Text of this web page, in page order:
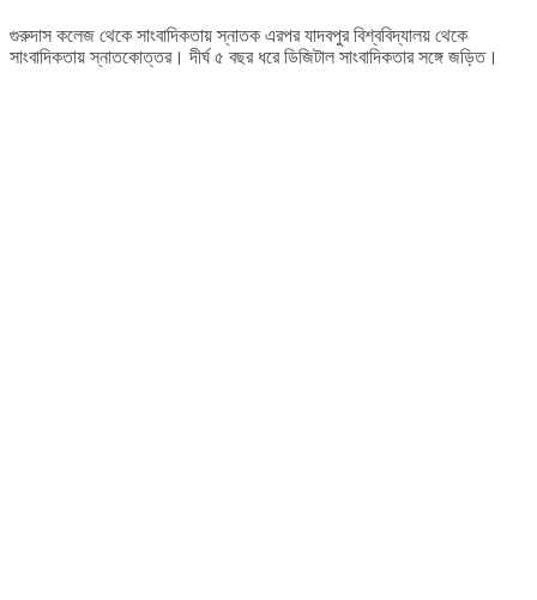
গুরুদাস কলেজ থেকে সাংবাদিকতায় স্নাতক এরপর যাদবপুর বিশ্ববিদ্যালয় থেকে
সাংবাদিকতায় স্নাতকোত্তর। দীর্ঘ ৫ বছর ধরে ডিজিটাল সাংবাদিকতার সঙ্গে জড়িত।